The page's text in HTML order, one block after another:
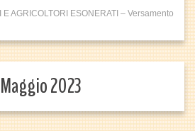
AGRICOLTORI ESONERATI – Versamento
2023